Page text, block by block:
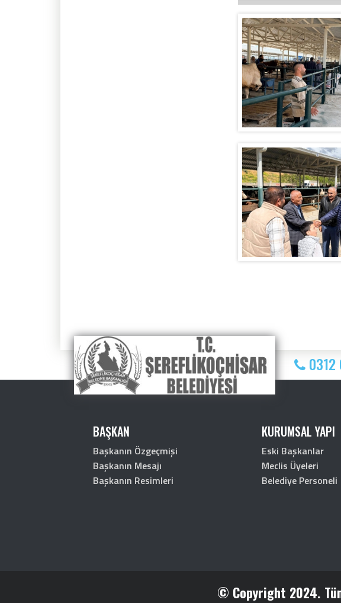
BAŞKAN
Başkanın Özgeçmişi
Başkanın Mesajı
Başkanın Resimleri
KURUMSAL YAPI
Eski Başkanlar
Meclis Üyeleri
Belediye Personeli
© Copyright 2024.